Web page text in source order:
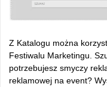
Z Katalogu można
Festiwalu Marketingu.
potrzebujesz smyczy
reklamowej na event?